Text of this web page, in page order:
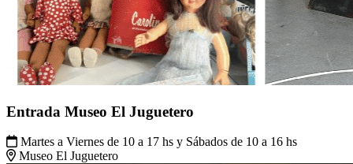
Entrada Museo El Juguetero
Martes a Viernes de 10 a 17 hs y Sábados de 10 a 16 hs
Museo El Juguetero